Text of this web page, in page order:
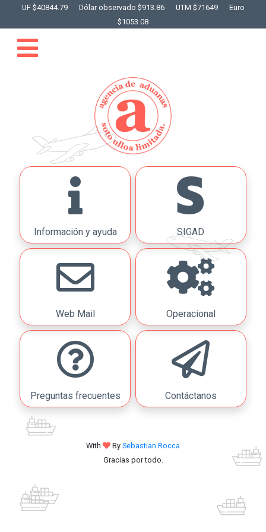
UF $40844.79 Dólar observado $913.86 UTM $71649
Euro
$1053.08
Información y ayuda SIGAD
Web Mail Operacional
Preguntas frecuentes Contáctanos
With By Sebastian Rocca
Gracias por todo.